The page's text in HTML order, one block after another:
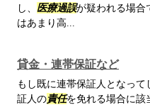
し、 医療過誤が疑われる場合
はあまり高...
貸金・連帯保証など
もし既に連帯保証人となっ
証人の責任を免れる場合に該